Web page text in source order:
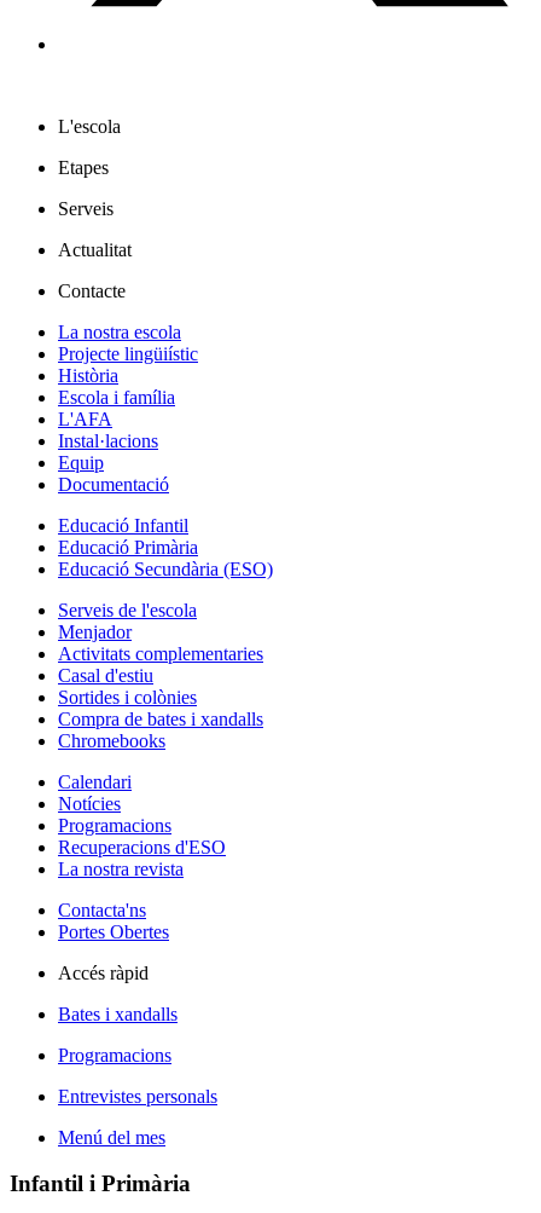
L'escola
Etapes
Serveis
Actualitat
Contacte
La nostra escola
Projecte lingüiístic
Història
Escola i família
L'AFA
Instal·lacions
Equip
Documentació
Educació Infantil
Educació Primària
Educació Secundària (ESO)
Serveis de l'escola
Menjador
Activitats complementaries
Casal d'estiu
Sortides i colònies
Compra de bates i xandalls
Chromebooks
Calendari
Notícies
Programacions
Recuperacions d'ESO
La nostra revista
Contacta'ns
Portes Obertes
Accés ràpid
Bates i xandalls
Programacions
Entrevistes personals
Menú del mes
Infantil i Primària